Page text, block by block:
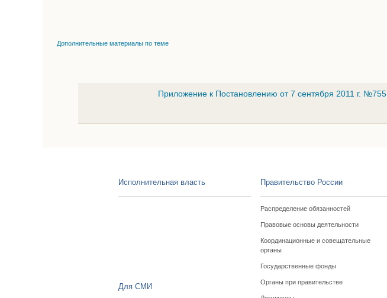
Дополнительные материалы по теме
Приложение к Постановлению от 7 сентября 2011 г. №755
Исполнительная власть Правительство России
Распределение обязанностей
Правовые основы деятельности
Координационные и совещательные
органы
Государственные фонды
Органы при правительстве
Для СМИ